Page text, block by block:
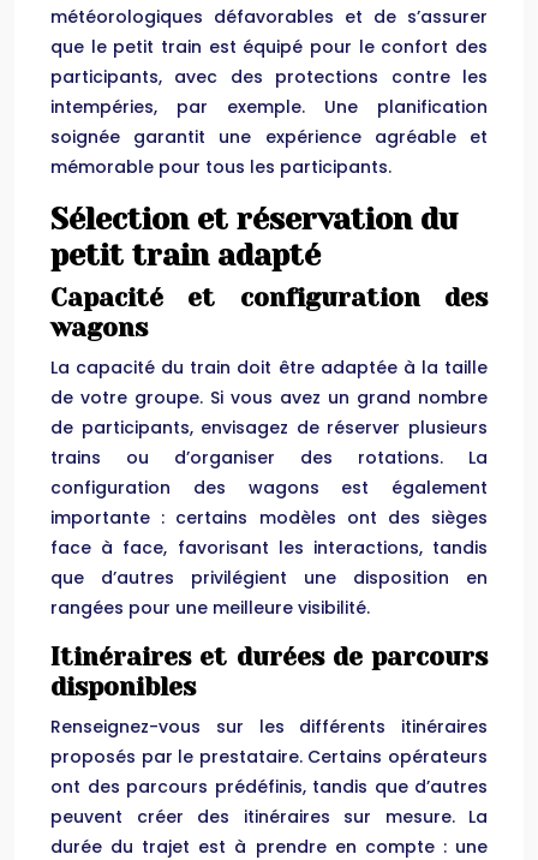
météorologiques défavorables et de s’assurer
que le petit train est équipé pour le confort des
participants, avec des protections contre les
intempéries, par exemple. Une planification
soignée garantit une expérience agréable et
mémorable pour tous les participants.
Sélection et réservation du
petit train adapté
Capacité et configuration des
wagons
La capacité du train doit être adaptée à la taille
de votre groupe. Si vous avez un grand nombre
de participants, envisagez de réserver plusieurs
trains ou d’organiser des rotations. La
configuration des wagons est également
importante : certains modèles ont des sièges
face à face, favorisant les interactions, tandis
que d’autres privilégient une disposition en
rangées pour une meilleure visibilité.
Itinéraires et durées de parcours
disponibles
Renseignez-vous sur les différents itinéraires
proposés par le prestataire. Certains opérateurs
ont des parcours prédéfinis, tandis que d’autres
peuvent créer des itinéraires sur mesure. La
durée du trajet est à prendre en compte : une